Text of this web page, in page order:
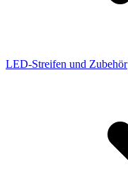
LED-Streifen und Zubehör